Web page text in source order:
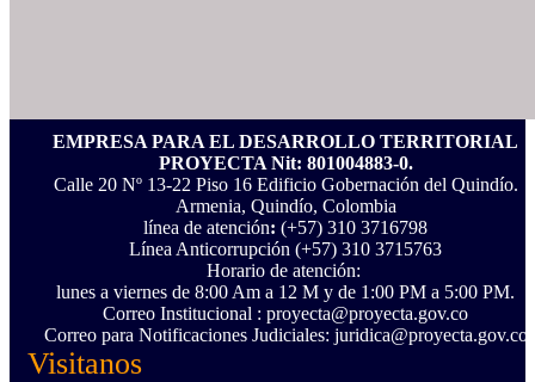
EMPRESA PARA EL DESARROLLO TERRITORIAL
PROYECTA Nit: 801004883-0.
Calle 20 Nº 13-22 Piso 16 Edificio Gobernación del Quindío.
Armenia, Quindío, Colombia
línea de atención: (+57) 310 3716798
Línea Anticorrupción ‪(+57) 310 3715763‬
Horario de atención:
lunes a viernes de 8:00 Am a 12 M y de 1:00 PM a 5:00 PM.
Correo Institucional : proyecta@proyecta.gov.co
Correo para Notificaciones Judiciales: juridica@proyecta.gov.co
Visitanos